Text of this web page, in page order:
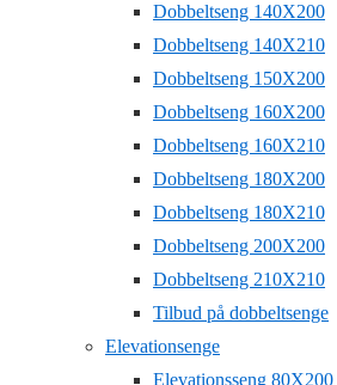
Dobbeltseng 140X200
Dobbeltseng 140X210
Dobbeltseng 150X200
Dobbeltseng 160X200
Dobbeltseng 160X210
Dobbeltseng 180X200
Dobbeltseng 180X210
Dobbeltseng 200X200
Dobbeltseng 210X210
Tilbud på dobbeltsenge
Elevationsenge
Elevationsseng 80X200